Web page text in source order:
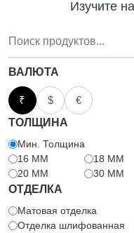
Изучите
ВАЛЮТА
₹ $
€
ТОЛЩИНА
Мин. Толщина
16 MM
18 MM
20 MM
30 MM
ОТДЕЛКА
Матовая отделка
Отделка шлифованная